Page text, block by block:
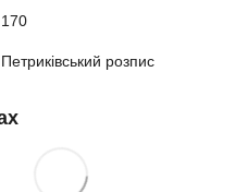
170
Петриківський розпис